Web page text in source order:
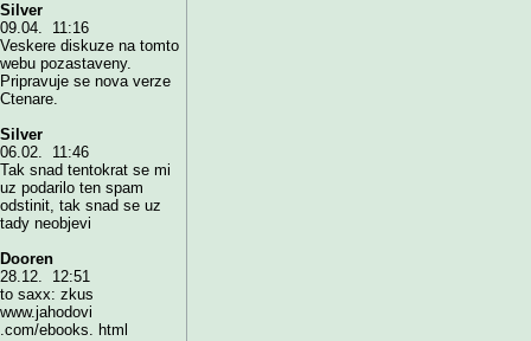
Silver
09.04. 11:16
Veskere diskuze na tomto
webu pozastaveny.
Pripravuje se nova verze
Ctenare.
Silver
06.02. 11:46
Tak snad tentokrat se mi
uz podarilo ten spam
odstinit, tak snad se uz
tady neobjevi
Dooren
28.12. 12:51
to saxx: zkus
www.jahodovi
.com/ebooks. html